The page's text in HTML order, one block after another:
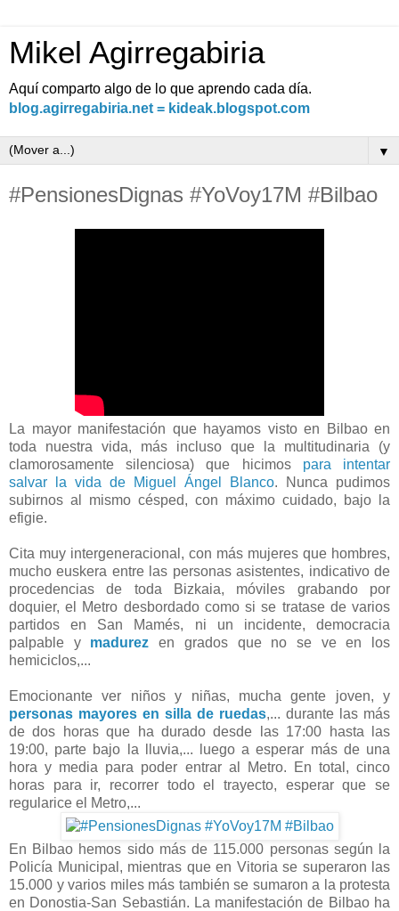
Mikel Agirregabiria
Aquí comparto algo de lo que aprendo cada día.
blog.agirregabiria.net = kideak.blogspot.com
▼
#PensionesDignas #YoVoy17M #Bilbao
La mayor manifestación que hayamos visto en Bilbao en
toda nuestra vida, más incluso que la multitudinaria (y
clamorosamente silenciosa) que hicimos para intentar
salvar la vida de Miguel Ángel Blanco. Nunca pudimos
subirnos al mismo césped, con máximo cuidado, bajo la
efigie.
Cita muy intergeneracional, con más mujeres que hombres,
mucho euskera entre las personas asistentes, indicativo de
procedencias de toda Bizkaia, móviles grabando por
doquier, el Metro desbordado como si se tratase de varios
partidos en San Mamés, ni un incidente, democracia
palpable y madurez en grados que no se ve en los
hemiciclos,...
Emocionante ver niños y niñas, mucha gente joven, y
personas mayores en silla de ruedas,... durante las más
de dos horas que ha durado desde las 17:00 hasta las
19:00, parte bajo la lluvia,... luego a esperar más de una
hora y media para poder entrar al Metro. En total, cinco
horas para ir, recorrer todo el trayecto, esperar que se
regularice el Metro,...
En Bilbao hemos sido más de 115.000 personas según la
Policía Municipal, mientras que en Vitoria se superaron las
15.000 y varios miles más también se sumaron a la protesta
en Donostia-San Sebastián. La manifestación de Bilbao ha